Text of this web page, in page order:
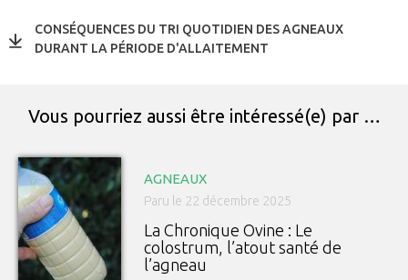
CONSÉQUENCES DU TRI QUOTIDIEN DES AGNEAUX
DURANT LA PÉRIODE D'ALLAITEMENT
Vous pourriez aussi être intéressé(e) par …
AGNEAUX
Paru le 22 décembre 2025
La Chronique Ovine : Le
colostrum, l’atout santé de
l’agneau